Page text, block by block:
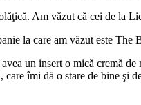
Am văzut că cei de la
la care am văzut este The
un insert o mică cremă
îmi dă o stare de bine